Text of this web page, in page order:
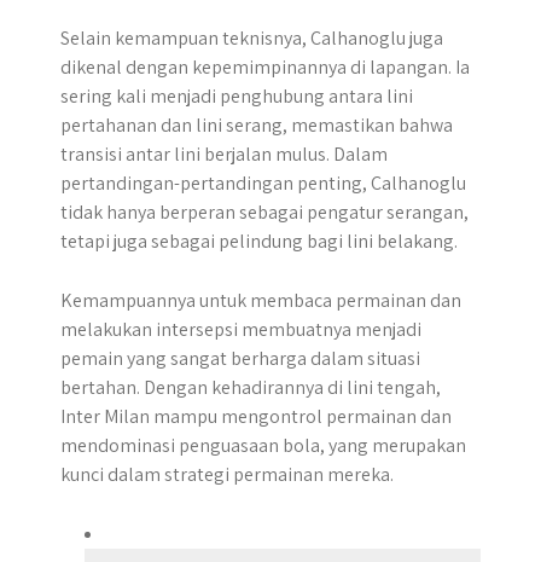
Selain kemampuan teknisnya, Calhanoglu juga
dikenal dengan kepemimpinannya di lapangan. Ia
sering kali menjadi penghubung antara lini
pertahanan dan lini serang, memastikan bahwa
transisi antar lini berjalan mulus. Dalam
pertandingan-pertandingan penting, Calhanoglu
tidak hanya berperan sebagai pengatur serangan,
tetapi juga sebagai pelindung bagi lini belakang.
Kemampuannya untuk membaca permainan dan
melakukan intersepsi membuatnya menjadi
pemain yang sangat berharga dalam situasi
bertahan. Dengan kehadirannya di lini tengah,
Inter Milan mampu mengontrol permainan dan
mendominasi penguasaan bola, yang merupakan
kunci dalam strategi permainan mereka.